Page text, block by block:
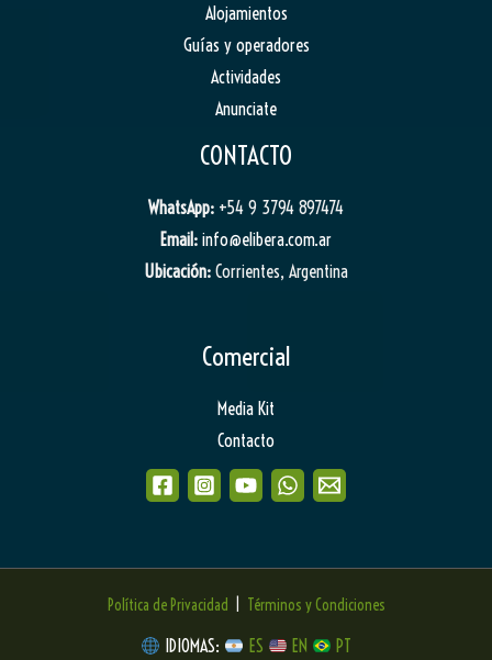
Alojamientos
Guías y operadores
Actividades
Anunciate
CONTACTO
WhatsApp: +54 9 3794 897474
Email: info@elibera.com.ar
Ubicación: Corrientes, Argentina
Comercial
Media Kit
Contacto
Política de Privacidad Términos y Condiciones
IDIOMAS: ES EN PT